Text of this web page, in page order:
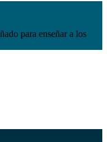
para enseñar a los